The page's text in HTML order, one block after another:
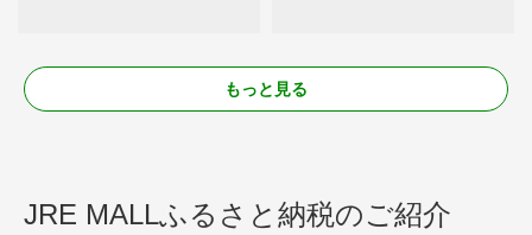
もっと見る
JRE MALLふるさと納税のご紹介